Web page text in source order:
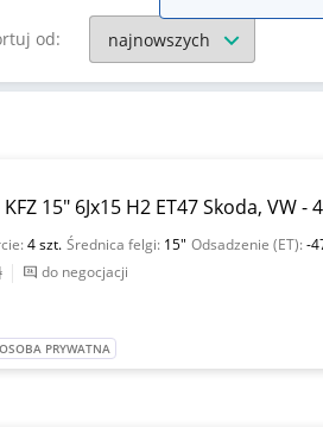
od:
15" 6Jx15 H2 ET47 Skoda, VW -
4 szt. Średnica felgi: 15" Odsadzenie (ET):-
do negocjacji
PRYWATNA